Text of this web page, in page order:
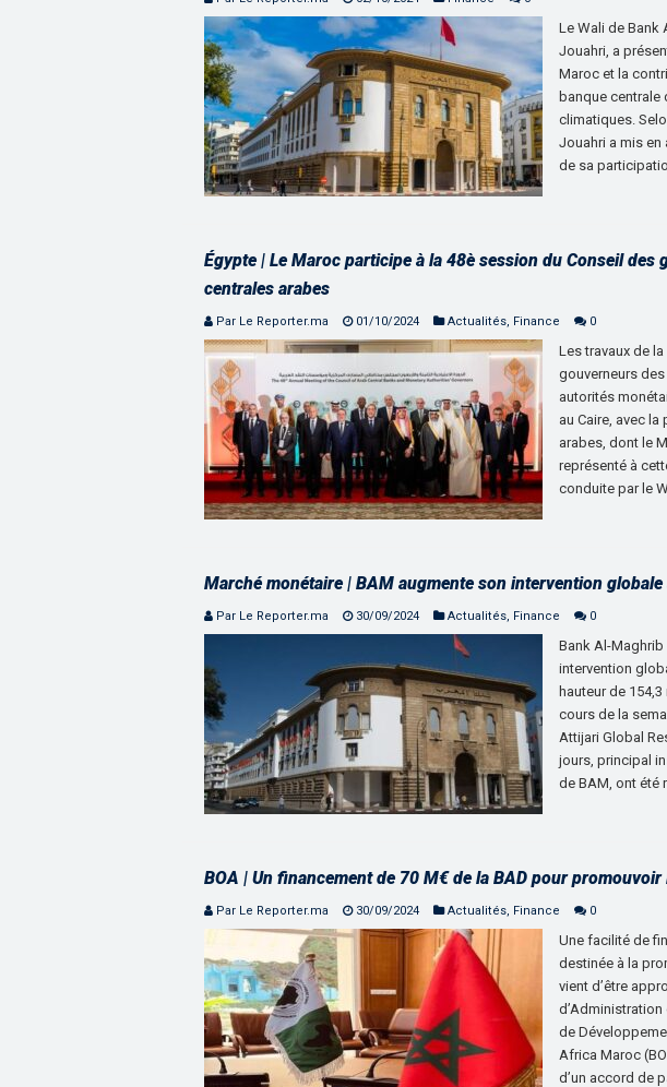
Le Wali de Bank
Jouahri, a
Maroc et la
banque
climatiques.
Jouahri a mis en
de sa
Égypte | Le Maroc participe à la 48è session du Conseil des
centrales arabes
Par Le Reporter.ma 01/10/2024 Actualités, Finance 0
Les travaux de
gouverneurs
autorités
au Caire, avec
arabes, dont le
représenté à
conduite par le
Marché monétaire | BAM augmente son intervention
Par Le Reporter.ma 30/09/2024 Actualités, Finance 0
Bank Al-
intervention
hauteur de
cours de la
Attijari Global
jours, principal
de BAM, ont été
BOA | Un financement de 70 M€ de la BAD pour
Par Le Reporter.ma 30/09/2024 Actualités, Finance 0
Une facilité de
destinée à la
vient d’être
de
Africa Maroc
d’un accord de